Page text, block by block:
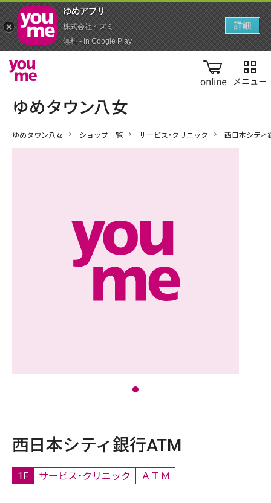
online
ゆめタウン八女 ショップ一覧 サービス・クリニック 西日本シティ
西日本シティ銀行ATM
1F サービス・クリニック ＡＴＭ
ゆめアプ‪リ‬
株式会社イズミ
無料 - In Google Play
詳細